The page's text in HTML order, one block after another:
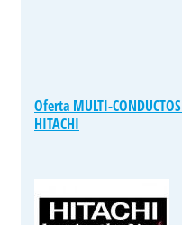
Oferta MULTI-CONDUCTOS
HITACHI